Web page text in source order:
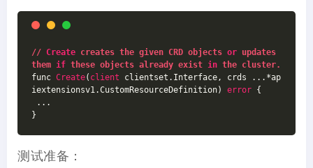
// Create creates the given CRD objects or updates
them if these objects already exist in the cluster.
func Create( client clientset.Interface, crds ...*ap
iextensionsv1.CustomResourceDefinition) error {
...
}
测试准备：